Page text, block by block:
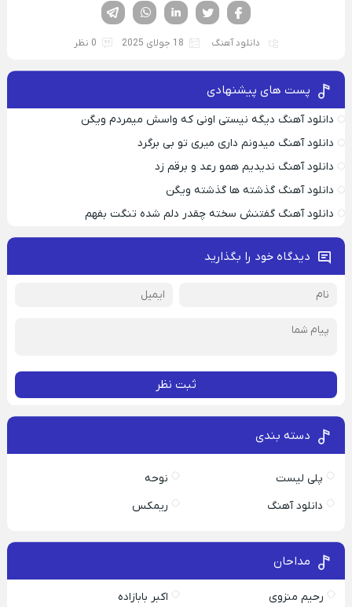
لینکدین تویتر
فیسوک
دانلود آهنگ 18 جولای 2025 0 نظر
پست های پیشنهادی
دانلود آهنگ دیگه نیستی اونی که واسش میمردم ویگن
دانلود آهنگ میدونم داری میری تو بی برگرد
دانلود آهنگ ندیدیم همو رعد و برقم زد
دانلود آهنگ گذشته ها گذشته ویگن
دانلود آهنگ گفتنش سخته چقدر دلم شده تنگت بفهم
دیدگاه خود را بگذارید
ثبت نظر
دسته بندی
پلی لیست
نوحه
دانلود آهنگ
ریمکس
مداحان
رحیم منزوی اکبر بابازاده